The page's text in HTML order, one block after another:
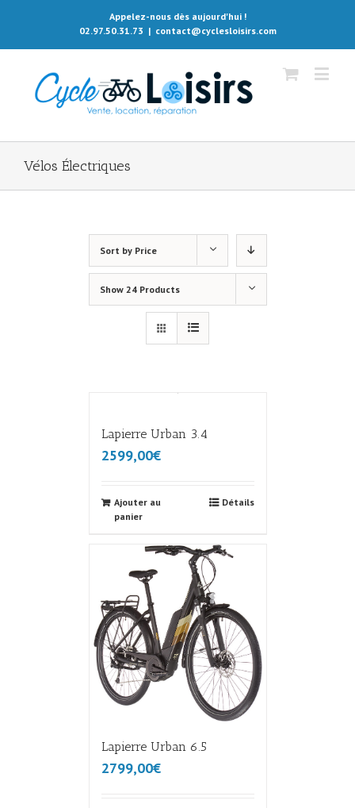
Appelez-nous dès aujourd'hui !
02.97.50.31.73 | contact@cyclesloisirs.com
Vélos Électriques
Sort by Price
Show 24 Products
Lapierre Urban 3.4
2599,00€
Ajouter au
panier
Détails
Lapierre Urban 6.5
2799,00€